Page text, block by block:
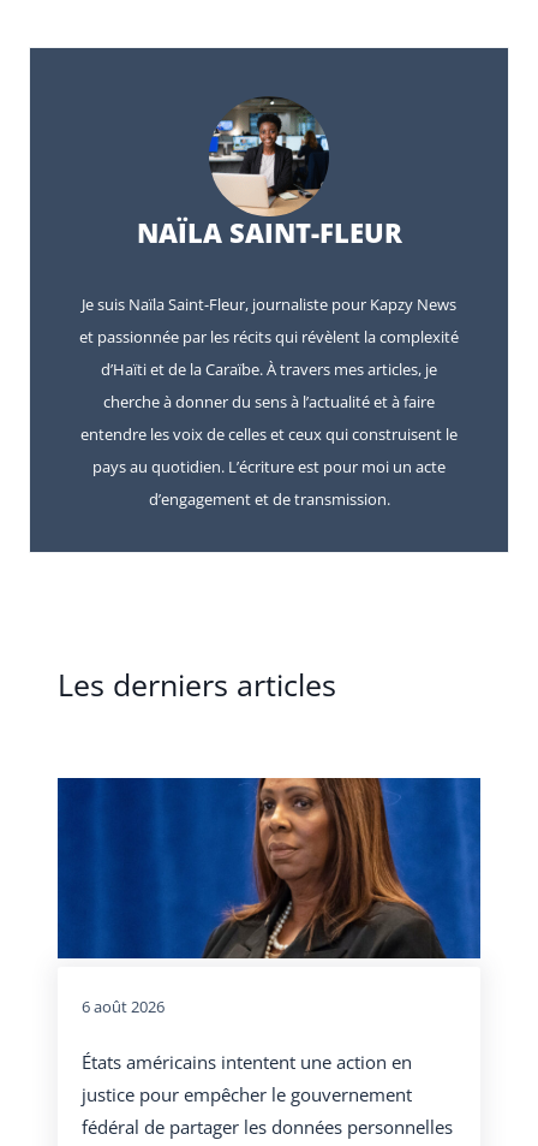
NAÏLA SAINT-FLEUR
Je suis Naïla Saint-Fleur, journaliste pour Kapzy News
et passionnée par les récits qui révèlent la complexité
d’Haïti et de la Caraïbe. À travers mes articles, je
cherche à donner du sens à l’actualité et à faire
entendre les voix de celles et ceux qui construisent le
pays au quotidien. L’écriture est pour moi un acte
d’engagement et de transmission.
Les derniers articles
6 août 2026
États américains intentent une action en
justice pour empêcher le gouvernement
fédéral de partager les données personnelles